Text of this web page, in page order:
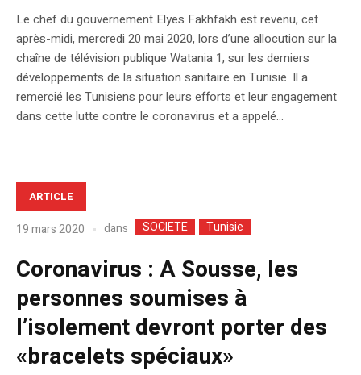
Le chef du gouvernement Elyes Fakhfakh est revenu, cet
après-midi, mercredi 20 mai 2020, lors d’une allocution sur la
chaîne de télévision publique Watania 1, sur les derniers
développements de la situation sanitaire en Tunisie. Il a
remercié les Tunisiens pour leurs efforts et leur engagement
dans cette lutte contre le coronavirus et a appelé...
ARTICLE
19 mars 2020 dans SOCIETE Tunisie
Coronavirus : A Sousse, les
personnes soumises à
l’isolement devront porter des
«bracelets spéciaux»